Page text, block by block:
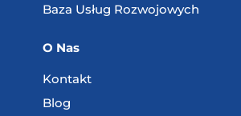
Baza Usług Rozwojowych
O Nas
Kontakt
Blog